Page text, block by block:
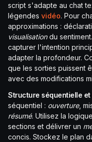
script s'adapte au chat
légendes vidéo. Pour
approximations :
visualisationdu
capturer l'intention
adapter la profondeur.
que les sorties puissent
avec des modifications
Structure séquentielle et
séquentiel : ouverture,
résumé. Utilisez la
sections et délivrer un
concis. Stockez le plan